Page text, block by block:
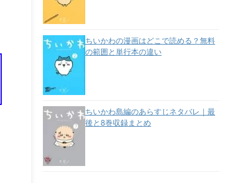
ちいかわの漫画はどこで読める？無料
の範囲と単行本の違い
ちいかわ島編のあらすじネタバレ｜最
後と8巻収録まとめ